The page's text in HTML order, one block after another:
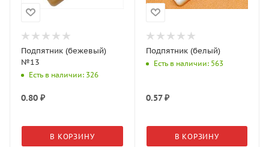
Подпятник (бежевый)
№13
Есть в наличии: 326
0.80 ₽
В КОРЗИНУ
Подпятник (белый)
Есть в наличии: 563
0.57₽
В КОРЗИНУ